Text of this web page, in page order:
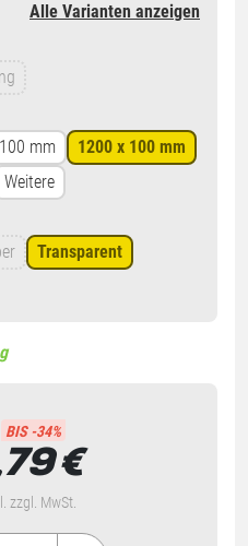
Alle Varianten anzeigen
mm
1200 x 100 mm
Weitere
Transparent
BIS -34%
€
zzgl. MwSt.